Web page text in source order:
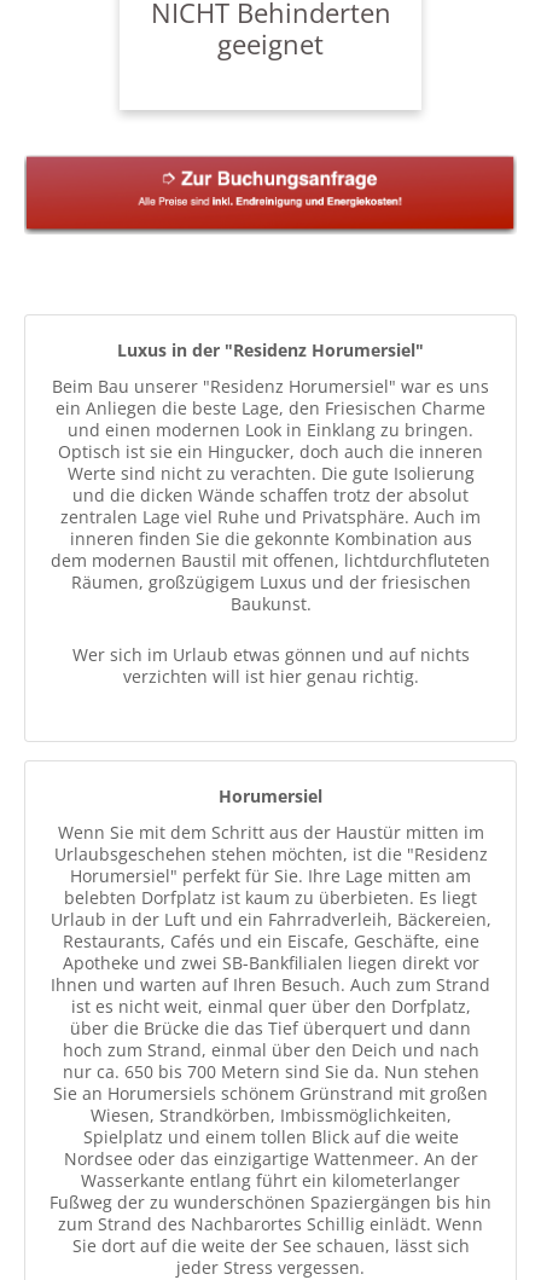
NICHT Behinderten
geeignet
- "Residenz Horumersiel Wg. 1,2 und 6"
- "Ferienhaus Residenz"
- "Ferienwohnungen Seepark" (im EG)
Für Fragen stehen wir Ihnen gerne zur
Luxus in der "Residenz Horumersiel"
Beim Bau unserer "Residenz Horumersiel" war es uns
ein Anliegen die beste Lage, den Friesischen Charme
und einen modernen Look in Einklang zu bringen.
Optisch ist sie ein Hingucker, doch auch die inneren
Werte sind nicht zu verachten. Die gute Isolierung
und die dicken Wände schaffen trotz der absolut
zentralen Lage viel Ruhe und Privatsphäre. Auch im
inneren finden Sie die gekonnte Kombination aus
dem modernen Baustil mit offenen, lichtdurchfluteten
Räumen, großzügigem Luxus und der friesischen
Baukunst.
Wer sich im Urlaub etwas gönnen und auf nichts
verzichten will ist hier genau richtig.
Horumersiel
Wenn Sie mit dem Schritt aus der Haustür mitten im
Urlaubsgeschehen stehen möchten, ist die "Residenz
Horumersiel" perfekt für Sie. Ihre Lage mitten am
belebten Dorfplatz ist kaum zu überbieten. Es liegt
Urlaub in der Luft und ein Fahrradverleih, Bäckereien,
Restaurants, Cafés und ein Eiscafe, Geschäfte, eine
Apotheke und zwei SB-Bankfilialen liegen direkt vor
Ihnen und warten auf Ihren Besuch. Auch zum Strand
ist es nicht weit, einmal quer über den Dorfplatz,
über die Brücke die das Tief überquert und dann
hoch zum Strand, einmal über den Deich und nach
nur ca. 650 bis 700 Metern sind Sie da. Nun stehen
Sie an Horumersiels schönem Grünstrand mit großen
Wiesen, Strandkörben, Imbissmöglichkeiten,
Spielplatz und einem tollen Blick auf die weite
Nordsee oder das einzigartige Wattenmeer. An der
Wasserkante entlang führt ein kilometerlanger
Fußweg der zu wunderschönen Spaziergängen bis hin
zum Strand des Nachbarortes Schillig einlädt. Wenn
Sie dort auf die weite der See schauen, lässt sich
jeder Stress vergessen.